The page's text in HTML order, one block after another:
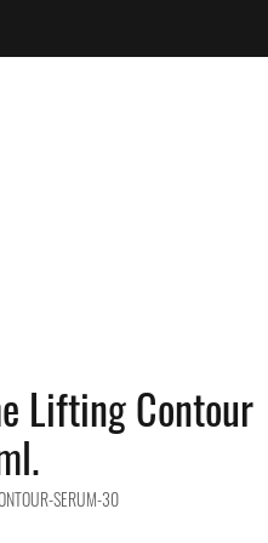
Lifting Contour
SERUM-30